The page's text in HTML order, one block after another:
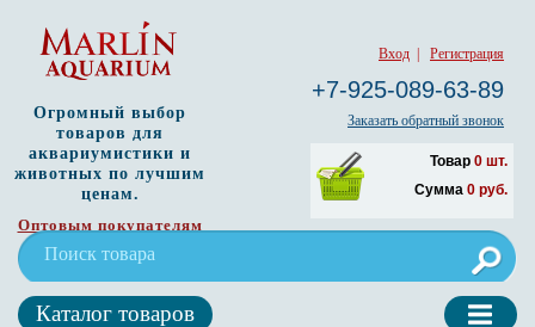
Вход Регистрация
+7-925-089-63-89
Заказать обратный звонок
Товар 0 шт.
Сумма 0 руб.
Огромный выбор
товаров для
аквариумистики и
животных по лучшим
ценам.
Оптовым покупателям
Каталог товаров